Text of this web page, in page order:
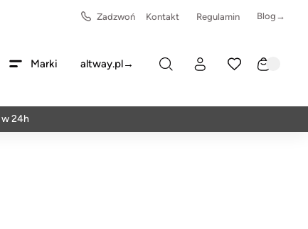
Zadzwoń Kontakt Regulamin Blog→
Marki altway.pl→